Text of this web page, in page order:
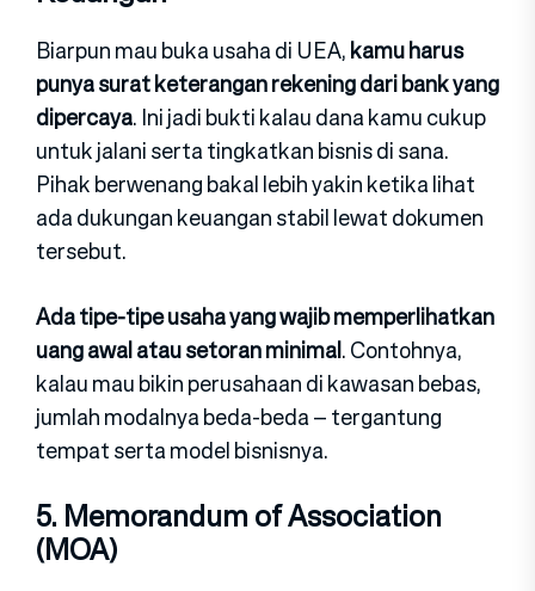
Biarpun mau buka usaha di UEA,kamu harus
punya surat keterangan rekening dari bank yang
dipercaya. Ini jadi bukti kalau dana kamu cukup
untuk jalani serta tingkatkan bisnis di sana.
Pihak berwenang bakal lebih yakin ketika lihat
ada dukungan keuangan stabil lewat dokumen
tersebut.
Ada tipe-tipe usaha yang wajib memperlihatkan
uang awal atau setoran minimal. Contohnya,
kalau mau bikin perusahaan di kawasan bebas,
jumlah modalnya beda-beda – tergantung
tempat serta model bisnisnya.
5. Memorandum of Association
(MOA)